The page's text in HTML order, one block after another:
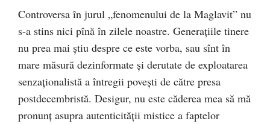
Controversa în jurul „fenomenului de la Maglavit” nu
s-a stins nici pînă în zilele noastre. Generaţiile tinere
nu prea mai ştiu despre ce este vorba, sau sînt în
mare măsură dezinformate şi derutate de exploatarea
senzaţionalistă a întregii poveşti de către presa
postdecembristă. Desigur, nu este căderea mea să mă
pronunţ asupra autenticităţii mistice a faptelor